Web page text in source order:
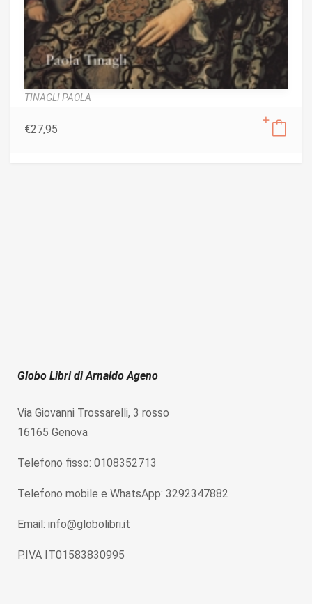
TINAGLI PAOLA
€27,95
Globo Libri di Arnaldo Ageno
Via Giovanni Trossarelli, 3 rosso
16165 Genova
Telefono fisso: 0108352713
Telefono mobile e WhatsApp: 3292347882
Email: info@globolibri.it
P.IVA IT01583830995